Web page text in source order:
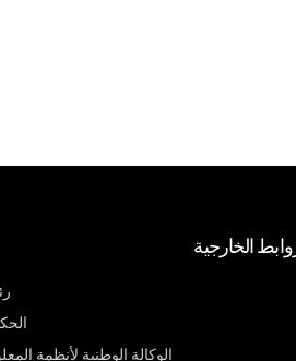
الخارجية
الوكالة الوطنية لأنظمة